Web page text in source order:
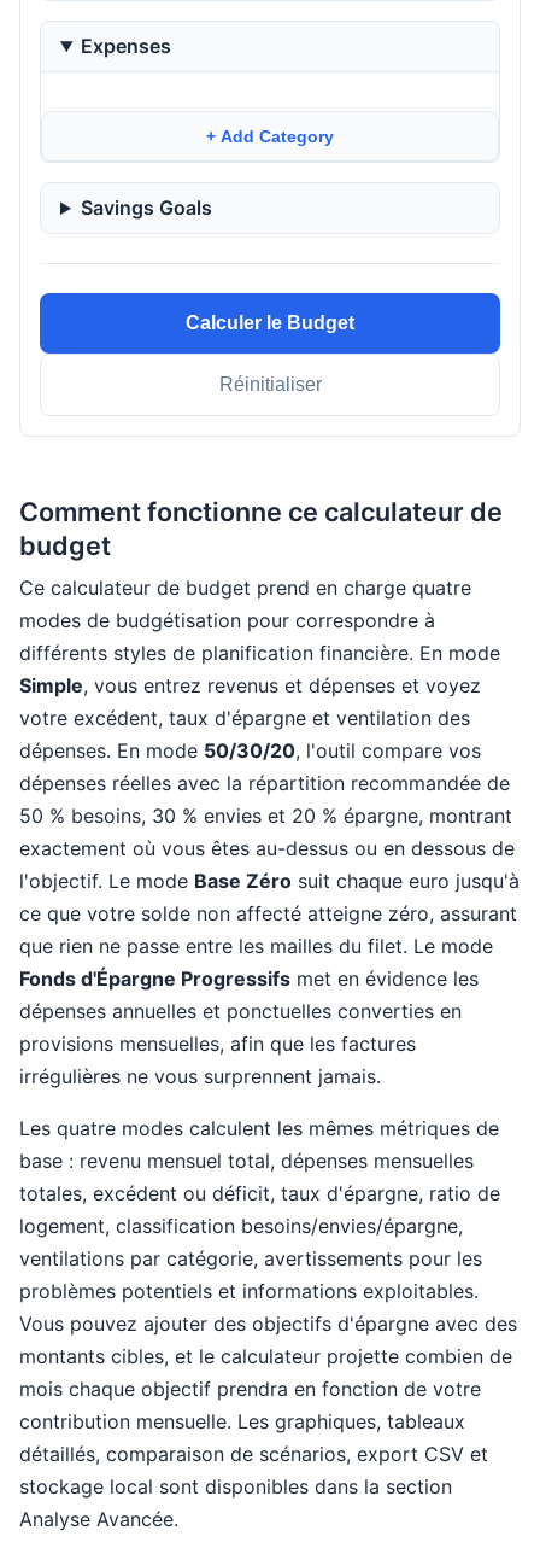
Expenses
+ Add Category
Savings Goals
Calculer le Budget
Réinitialiser
Comment fonctionne ce calculateur de
budget
Ce calculateur de budget prend en charge quatre
modes de budgétisation pour correspondre à
différents styles de planification financière. En mode
Simple, vous entrez revenus et dépenses et voyez
votre excédent, taux d'épargne et ventilation des
dépenses. En mode 50/30/20, l'outil compare vos
dépenses réelles avec la répartition recommandée de
50 % besoins, 30 % envies et 20 % épargne, montrant
exactement où vous êtes au-dessus ou en dessous de
l'objectif. Le mode Base Zéro suit chaque euro jusqu'à
ce que votre solde non affecté atteigne zéro, assurant
que rien ne passe entre les mailles du filet. Le mode
Fonds d'Épargne Progressifs met en évidence les
dépenses annuelles et ponctuelles converties en
provisions mensuelles, afin que les factures
irrégulières ne vous surprennent jamais.
Les quatre modes calculent les mêmes métriques de
base : revenu mensuel total, dépenses mensuelles
totales, excédent ou déficit, taux d'épargne, ratio de
logement, classification besoins/envies/épargne,
ventilations par catégorie, avertissements pour les
problèmes potentiels et informations exploitables.
Vous pouvez ajouter des objectifs d'épargne avec des
montants cibles, et le calculateur projette combien de
mois chaque objectif prendra en fonction de votre
contribution mensuelle. Les graphiques, tableaux
détaillés, comparaison de scénarios, export CSV et
stockage local sont disponibles dans la section
Analyse Avancée.